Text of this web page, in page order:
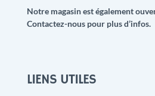
Notre magasin est également
Contactez-nous pour plus d’infos.
LIENS UTILES